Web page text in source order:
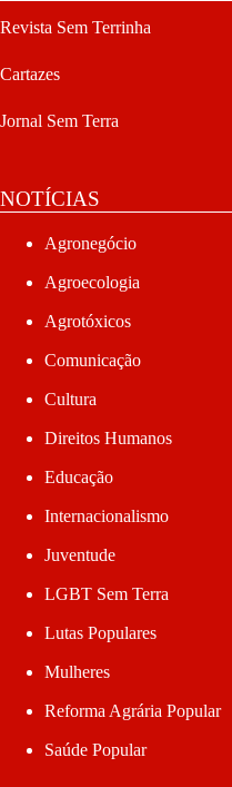
Revista Sem Terrinha
Cartazes
Jornal Sem Terra
NOTÍCIAS
Agronegócio
Agroecologia
Agrotóxicos
Comunicação
Cultura
Direitos Humanos
Educação
Internacionalismo
Juventude
LGBT Sem Terra
Lutas Populares
Mulheres
Reforma Agrária Popular
Saúde Popular